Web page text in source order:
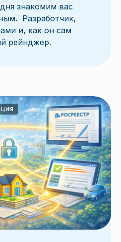
знакомим вас
Разработчик,
и, как он сам
рейнджер.